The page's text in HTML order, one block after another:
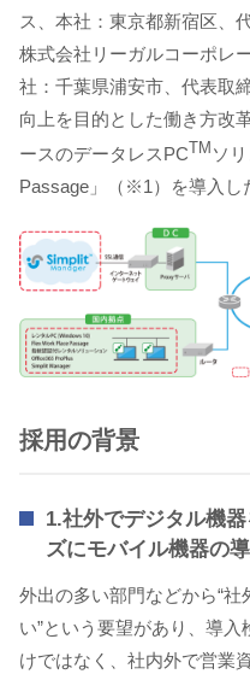
ス、本社：東京都新宿区、
株式会社リーガルコーポレ
社：千葉県浦安市、代表取
向上を目的とした働き方改
ースのデータレスPCTM ソ
Passage」（※1）を導入し
採用の背景
1.社外でデジタル機
ズにモバイル機器の
外出の多い部門などから“
い”という要望があり、導
けではなく、社内外で営業